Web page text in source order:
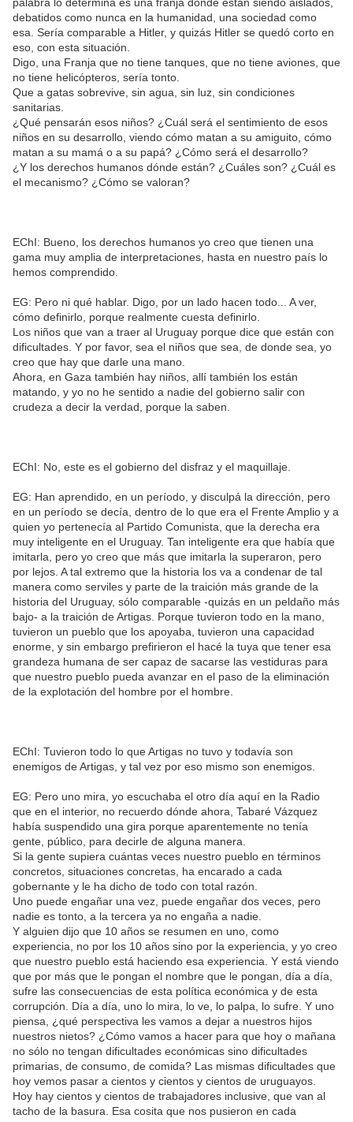
debatidos como nunca en la humanidad, una sociedad como
esa. Sería comparable a Hitler, y quizás Hitler se quedó corto en
eso, con esta situación.
Digo, una Franja que no tiene tanques, que no tiene aviones, que
no tiene helicópteros, sería tonto.
Que a gatas sobrevive, sin agua, sin luz, sin condiciones
sanitarias.
¿Qué pensarán esos niños? ¿Cuál será el sentimiento de esos
niños en su desarrollo, viendo cómo matan a su amiguito, cómo
matan a su mamá o a su papá? ¿Cómo será el desarrollo?
¿Y los derechos humanos dónde están? ¿Cuáles son? ¿Cuál es
el mecanismo? ¿Cómo se valoran?
EChI: Bueno, los derechos humanos yo creo que tienen una
gama muy amplia de interpretaciones, hasta en nuestro país lo
hemos comprendido.
EG: Pero ni qué hablar. Digo, por un lado hacen todo... A ver,
cómo definirlo, porque realmente cuesta definirlo.
Los niños que van a traer al Uruguay porque dice que están con
dificultades. Y por favor, sea el niños que sea, de donde sea, yo
creo que hay que darle una mano.
Ahora, en Gaza también hay niños, allí también los están
matando, y yo no he sentido a nadie del gobierno salir con
crudeza a decir la verdad, porque la saben.
EChI: No, este es el gobierno del disfraz y el maquillaje.
EG: Han aprendido, en un período, y disculpá la dirección, pero
en un período se decía, dentro de lo que era el Frente Amplio y a
quien yo pertenecía al Partido Comunista, que la derecha era
muy inteligente en el Uruguay. Tan inteligente era que había que
imitarla, pero yo creo que más que imitarla la superaron, pero
por lejos. A tal extremo que la historia los va a condenar de tal
manera como serviles y parte de la traición más grande de la
historia del Uruguay, sólo comparable -quizás en un peldaño más
bajo- a la traición de Artigas. Porque tuvieron todo en la mano,
tuvieron un pueblo que los apoyaba, tuvieron una capacidad
enorme, y sin embargo prefirieron el hacé la tuya que tener esa
grandeza humana de ser capaz de sacarse las vestiduras para
que nuestro pueblo pueda avanzar en el paso de la eliminación
de la explotación del hombre por el hombre.
EChI: Tuvieron todo lo que Artigas no tuvo y todavía son
enemigos de Artigas, y tal vez por eso mismo son enemigos.
EG: Pero uno mira, yo escuchaba el otro día aquí en la Radio
que en el interior, no recuerdo dónde ahora, Tabaré Vázquez
había suspendido una gira porque aparentemente no tenía
gente, público, para decirle de alguna manera.
Si la gente supiera cuántas veces nuestro pueblo en términos
concretos, situaciones concretas, ha encarado a cada
gobernante y le ha dicho de todo con total razón.
Uno puede engañar una vez, puede engañar dos veces, pero
nadie es tonto, a la tercera ya no engaña a nadie.
Y alguien dijo que 10 años se resumen en uno, como
experiencia, no por los 10 años sino por la experiencia, y yo creo
que nuestro pueblo está haciendo esa experiencia. Y está viendo
que por más que le pongan el nombre que le pongan, día a día,
sufre las consecuencias de esta política económica y de esta
corrupción. Día a día, uno lo mira, lo ve, lo palpa, lo sufre. Y uno
piensa, ¿qué perspectiva les vamos a dejar a nuestros hijos
nuestros nietos? ¿Cómo vamos a hacer para que hoy o mañana
no sólo no tengan dificultades económicas sino dificultades
primarias, de consumo, de comida? Las mismas dificultades que
hoy vemos pasar a cientos y cientos y cientos de uruguayos.
Hoy hay cientos y cientos de trabajadores inclusive, que van al
tacho de la basura. Esa cosita que nos pusieron en cada